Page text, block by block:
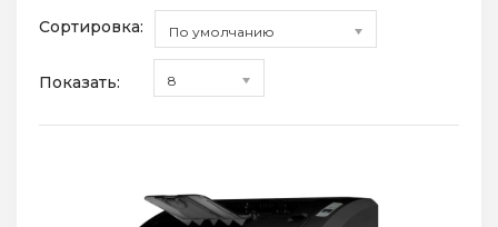
Сортировка: По умолчанию
Показать: 8